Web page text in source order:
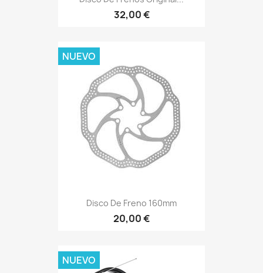
32,00 €
Disco De Freno 160mm
20,00 €
NUEVO
NUEVO